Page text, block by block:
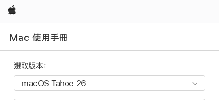
Apple
Mac 使用手冊
選取版本：